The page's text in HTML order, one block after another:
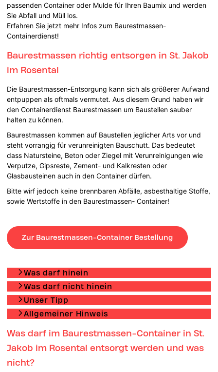
passenden Container oder Mulde für Ihren Baumix und werden
Sie Abfall und Müll los.
Erfahren Sie jetzt mehr Infos zum Baurestmassen-
Containerdienst!
Baurestmassen richtig entsorgen in St. Jakob
im Rosental
Die Baurestmassen-Entsorgung kann sich als größerer Aufwand
entpuppen als oftmals vermutet. Aus diesem Grund haben wir
den Containerdienst Baurestmassen um Baustellen sauber
halten zu können.
Baurestmassen kommen auf Baustellen jeglicher Arts vor und
steht vorrangig für verunreinigten Bauschutt. Das bedeutet
dass Natursteine, Beton oder Ziegel mit Verunreinigungen wie
Verputze, Gipsreste, Zement- und Kalkresten oder
Glasbausteinen auch in den Container dürfen.
Bitte wirf jedoch keine brennbaren Abfälle, asbesthaltige Stoffe,
sowie Wertstoffe in den Baurestmassen- Container!
Zur Baurestmassen-Container Bestellung
Was darf hinein
Was darf nicht hinein
Unser Tipp
Allgemeiner Hinweis
Was darf im Baurestmassen-Container in St.
Jakob im Rosental entsorgt werden und was
nicht?